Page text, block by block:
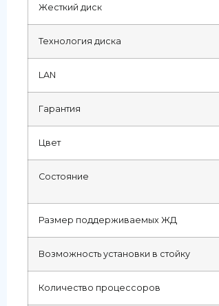
Жесткий диск
Технология диска
LAN
Гарантия
Цвет
Состояние
Размер поддерживаемых ЖД
Возможность установки в стойку
Количество процессоров